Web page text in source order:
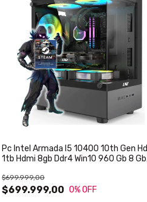
Pc Intel Armada I5 10400 10th Gen Hd
1tb Hdmi 8gb Ddr4 Win10 960 Gb 8 Gb
$699.999,00
$699.999,00
0% OFF